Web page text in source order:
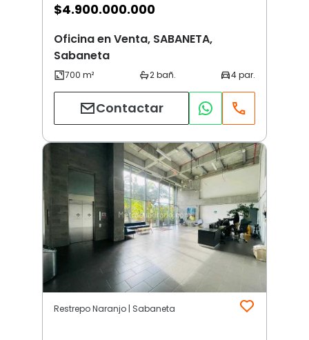
$4.900.000.000
Oficina en Venta, SABANETA,
Sabaneta
Contactar
Restrepo Naranjo | Sabaneta